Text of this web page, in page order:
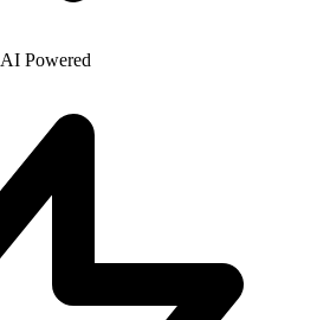
AI Powered